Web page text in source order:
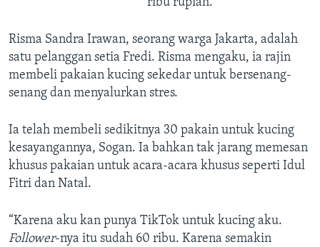
ribu rupiah.
Risma Sandra Irawan, seorang warga Jakarta, adalah
satu pelanggan setia Fredi. Risma mengaku, ia rajin
membeli pakaian kucing sekedar untuk bersenang-
senang dan menyalurkan stres.
Ia telah membeli sedikitnya 30 pakain untuk kucing
kesayangannya, Sogan. Ia bahkan tak jarang memesan
khusus pakaian untuk acara-acara khusus seperti Idul
Fitri dan Natal.
“Karena aku kan punya TikTok untuk kucing aku.
Follower-nya itu sudah 60 ribu. Karena semakin